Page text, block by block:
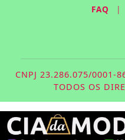
FAQ |
CNPJ 23.286.075/0001-
TODOS OS
entendemos que você
de Uso e Privacidade.
CLICANDO AQUI